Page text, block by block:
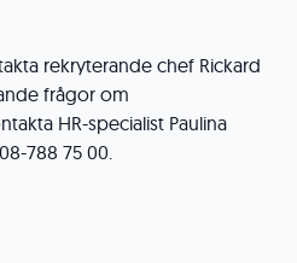
rekryterande chef Rickard
frågor om
HR-specialist Paulina
788 75 00.